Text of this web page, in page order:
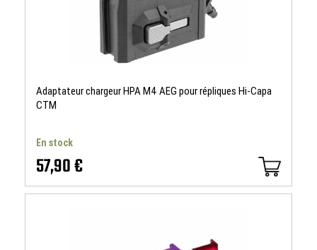
Adaptateur chargeur HPA M4 AEG pour répliques Hi-Capa
CTM
En stock
57,90 €